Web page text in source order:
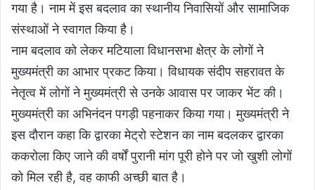
गया है। नाम में इस बदलाव का स्थानीय निवासियों और सामाजिक
संस्थाओं ने स्वागत किया है।
नाम बदलाव को लेकर मटियाला विधानसभा क्षेत्र के लोगों ने
मुख्यमंत्री का आभार प्रकट किया। विधायक संदीप सहरावत के
नेतृत्व में लोगों ने मुख्यमंत्री से उनके आवास पर जाकर भेंट की।
मुख्यमंत्री का अभिनंदन पगड़ी पहनाकर किया गया। मुख्यमंत्री ने
इस दौरान कहा कि द्वारका मेट्रो स्टेशन का नाम बदलकर द्वारका
ककरोला किए जाने की वर्षों पुरानी मांग पूरी होने पर जो खुशी लोगों
को मिल रही है, वह काफी अच्छी बात है।